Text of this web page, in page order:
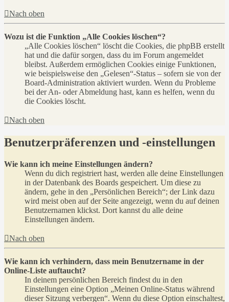
Nach oben
Wozu ist die Funktion „Alle Cookies löschen“?
„Alle Cookies löschen“ löscht die Cookies, die phpBB erstellt
hat und die dafür sorgen, dass du im Forum angemeldet
bleibst. Außerdem ermöglichen Cookies einige Funktionen,
wie beispielsweise den „Gelesen“-Status – sofern sie von der
Board-Administration aktiviert wurden. Wenn du Probleme
bei der An- oder Abmeldung hast, kann es helfen, wenn du
die Cookies löscht.
Nach oben
Benutzerpräferenzen und -einstellungen
Wie kann ich meine Einstellungen ändern?
Wenn du dich registriert hast, werden alle deine Einstellungen
in der Datenbank des Boards gespeichert. Um diese zu
ändern, gehe in den „Persönlichen Bereich“; der Link dazu
wird meist oben auf der Seite angezeigt, wenn du auf deinen
Benutzernamen klickst. Dort kannst du alle deine
Einstellungen ändern.
Nach oben
Wie kann ich verhindern, dass mein Benutzername in der
Online-Liste auftaucht?
In deinem persönlichen Bereich findest du in den
Einstellungen eine Option „Meinen Online-Status während
dieser Sitzung verbergen“. Wenn du diese Option einschaltest,